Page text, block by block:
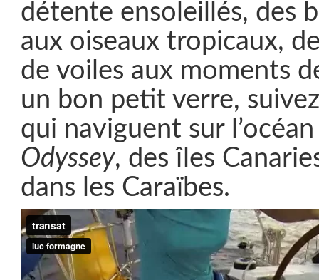
détente ensoleillés, des
aux oiseaux tropicaux,
de voiles aux moments
un bon petit verre,
qui naviguent sur
Odyssey, des îles
dans les Caraïbes.